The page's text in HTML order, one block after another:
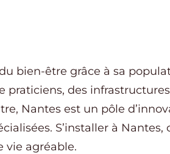
bien-être grâce à sa
des
Nantes est un pôle
S’installer à
vie agréable.